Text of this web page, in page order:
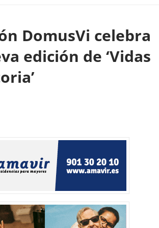
DomusVi celebra
edición de ‘Vidas